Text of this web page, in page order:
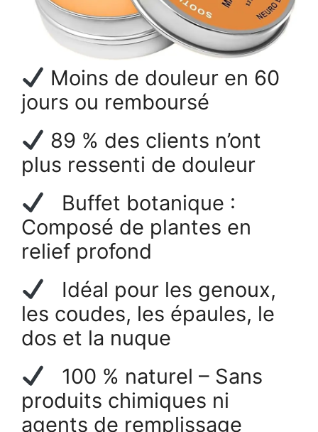
Moins de douleur en 60
jours ou remboursé
89 % des clients n’ont
plus ressenti de douleur
Buffet botanique :
Composé de plantes en
relief profond
Idéal pour les genoux,
les coudes, les épaules, le
dos et la nuque
100 % naturel – Sans
produits chimiques ni
agents de remplissage